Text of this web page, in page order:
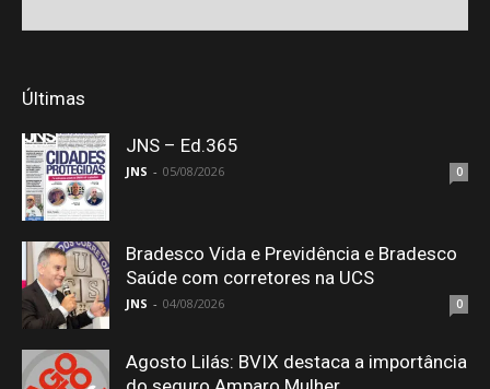
Últimas
JNS – Ed.365
JNS - 05/08/2026 0
Bradesco Vida e Previdência e Bradesco
Saúde com corretores na UCS
JNS - 04/08/2026 0
Agosto Lilás: BVIX destaca a importância